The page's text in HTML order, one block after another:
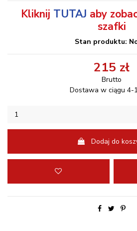
Kliknij TUTAJ aby
szafki
Stan produktu:
215 zł
Brutto
Dostawa w ciągu 4-
Dodaj do